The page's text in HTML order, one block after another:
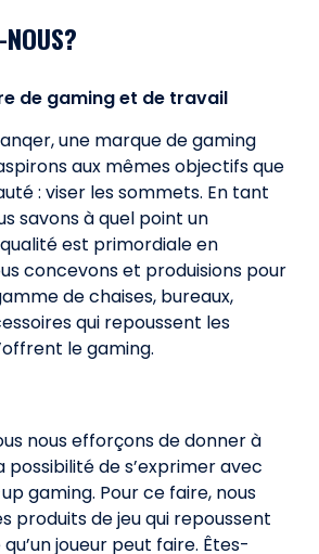
de gaming et de travail
une marque de gaming
aux mêmes objectifs que
: viser les sommets. En tant
savons à quel point un
est primordiale en
concevons et produisions pour
de chaises, bureaux,
qui repoussent les
le gaming.
nous efforçons de donner à
possibilité de s’exprimer avec
gaming. Pour ce faire, nous
produits de jeu qui repoussent
joueur peut faire. Êtes-